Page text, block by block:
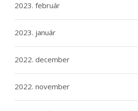
2023. február
2023. január
2022. december
2022. november